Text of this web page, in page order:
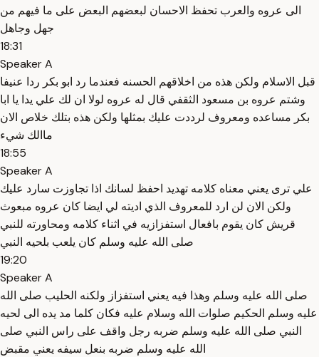
الى عروه والعرب تحفظ الاحسان لبعضهم البعض على ما فيهم من
جهل وجاهل
18:31
Speaker A
قبل الاسلام ولكن هذه من اخلاقهم الحسنه فعندما رد ابو بكر ردا عنيفا
وشتم عروه بن مسعود الثقفي قال له عروه لولا ان لك علي يدا يا ابا
بكر مساعده ومعروف لرددت عليك بمثلها ولكن هذه بتلك خلاص الان
ماالك شيء
18:55
Speaker A
علي ترى يعني معناه كلامه تهديد احفظ لسانك اذا تجاوزت سارد عليك
ولكن الان لن ارد للمعروف الذي اديته لي ايضا كان عروه مبعوث
قريش كان يقوم بافعال استفزازيه في اثناء كلامه ومحاورته للنبي
صلى الله عليه وسلم كان يلعب بلحيه النبي
19:20
Speaker A
صلى الله عليه وسلم وهذا فيه يعني استفزاز ولكنه الحليب صلى الله
عليه وسلم الحكيم صلوات الله وسلام عليه فكان كلما مد يده الى لحيه
النبي صلى الله عليه وسلم ضربه رجل واقف على راس النبي صلى
الله عليه وسلم ضربه بنعل سيفه يعني مقبض